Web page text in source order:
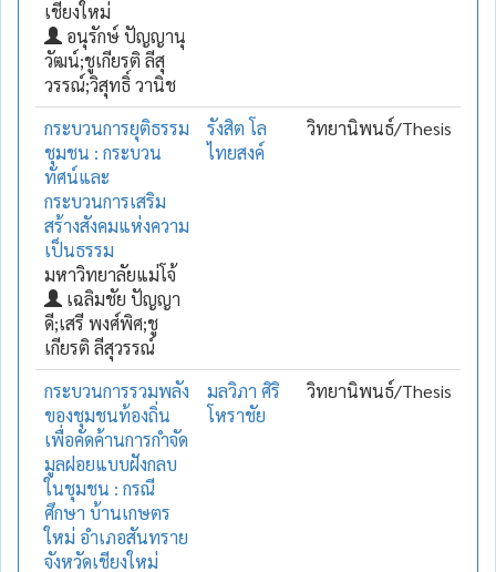
เชียงใหม่
อนุรักษ์ ปัญญานุ
วัฒน์;ชูเกียรติ ลีสุ
วรรณ์;วิสุทธิ์ วานิช
กระบวนการยุติธรรม
ชุมชน : กระบวน
ทัศน์และ
กระบวนการเสริม
สร้างสังคมแห่งความ
เป็นธรรม
มหาวิทยาลัยแม่โจ้
เฉลิมชัย ปัญญา
ดี;เสรี พงศ์พิศ;ชู
เกียรติ ลีสุวรรณ์
รังสิต โล
ไทยสงค์
วิทยานิพนธ์/Thesis
กระบวนการรวมพลัง
ของชุมชนท้องถิ่น
เพื่อคัดค้านการกำจัด
มูลฝอยแบบฝังกลบ
ในชุมชน : กรณี
ศึกษา บ้านเกษตร
ใหม่ อำเภอสันทราย
จังหวัดเชียงใหม่
มลวิภา ศิริ
โหราชัย
วิทยานิพนธ์/Thesis